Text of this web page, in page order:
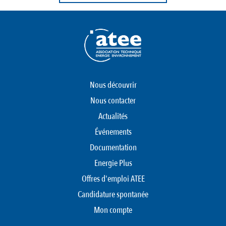
Nous découvrir
Nous contacter
Actualités
Événements
Documentation
Energie Plus
Offres d'emploi ATEE
Candidature spontanée
Mon compte